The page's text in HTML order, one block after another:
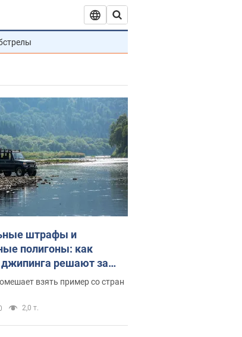
штрафы и
полигоны: как
решают за
взять пример со стран
2,0 т.